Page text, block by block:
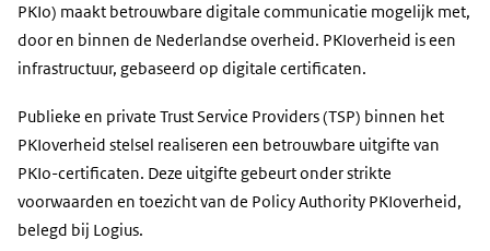
PKIo) maakt betrouwbare digitale communicatie mogelijk met,
door en binnen de Nederlandse overheid. PKIoverheid is een
infrastructuur, gebaseerd op digitale certificaten.
Publieke en private Trust Service Providers (TSP) binnen het
PKIoverheid stelsel realiseren een betrouwbare uitgifte van
PKIo-certificaten. Deze uitgifte gebeurt onder strikte
voorwaarden en toezicht van de Policy Authority PKIoverheid,
belegd bij Logius.